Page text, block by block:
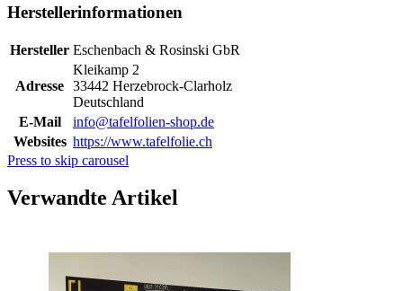
Herstellerinformationen
Hersteller Eschenbach & Rosinski GbR
Adresse
Kleikamp 2
33442 Herzebrock-Clarholz
Deutschland
E-Mail
info@tafelfolien-shop.de
Websites https://www.tafelfolie.ch
Press to skip carousel
Verwandte Artikel